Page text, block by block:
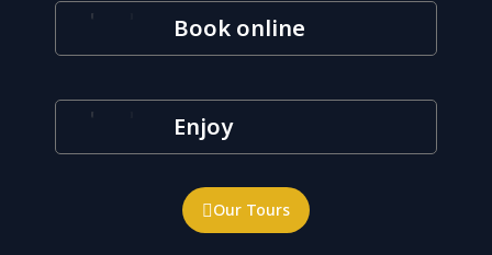
Book online
Enjoy
Our Tours